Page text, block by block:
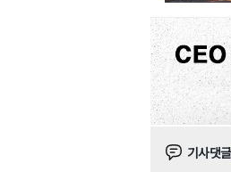
기사댓글